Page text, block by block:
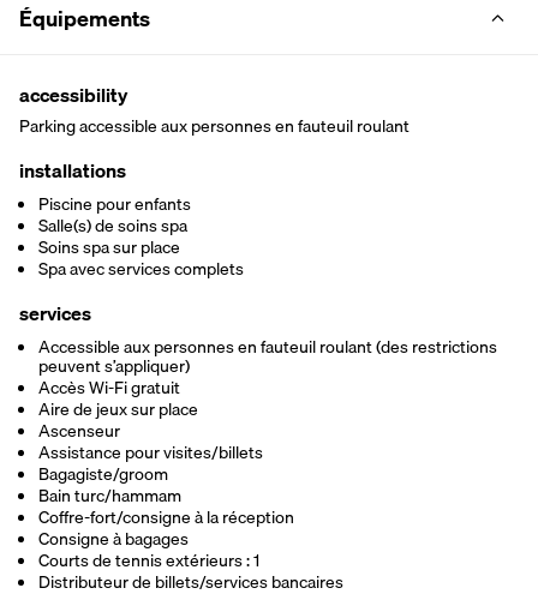
Équipements
accessibility
Parking accessible aux personnes en fauteuil roulant
installations
Piscine pour enfants
Salle(s) de soins spa
Soins spa sur place
Spa avec services complets
services
Accessible aux personnes en fauteuil roulant (des restrictions
peuvent s’appliquer)
Accès Wi-Fi gratuit
Aire de jeux sur place
Ascenseur
Assistance pour visites/billets
Bagagiste/groom
Bain turc/hammam
Coffre-fort/consigne à la réception
Consigne à bagages
Courts de tennis extérieurs : 1
Distributeur de billets/services bancaires